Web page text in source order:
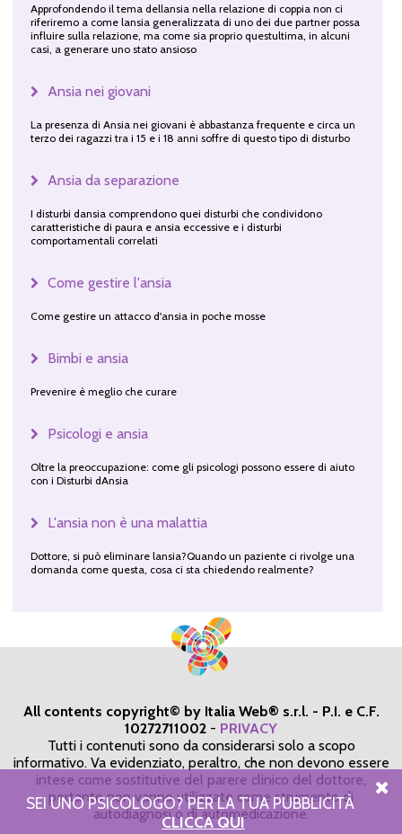
Approfondendo il tema dellansia nella relazione di coppia non ci
riferiremo a come lansia generalizzata di uno dei due partner possa
influire sulla relazione, ma come sia proprio questultima, in alcuni
casi, a generare uno stato ansioso
Ansia nei giovani
La presenza di Ansia nei giovani è abbastanza frequente e circa un
terzo dei ragazzi tra i 15 e i 18 anni soffre di questo tipo di disturbo
Ansia da separazione
I disturbi dansia comprendono quei disturbi che condividono
caratteristiche di paura e ansia eccessive e i disturbi
comportamentali correlati
Come gestire l'ansia
Come gestire un attacco d'ansia in poche mosse
Bimbi e ansia
Prevenire è meglio che curare
Psicologi e ansia
Oltre la preoccupazione: come gli psicologi possono essere di aiuto
con i Disturbi dAnsia
L'ansia non è una malattia
Dottore, si può eliminare lansia?Quando un paziente ci rivolge una
domanda come questa, cosa ci sta chiedendo realmente?
All contents copyright© by Italia Web® s.r.l. - P.I. e C.F.
10272711002 - PRIVACY
Tutti i contenuti sono da considerarsi solo a scopo
informativo. Va evidenziato, peraltro, che non devono essere
intese come sostitutive del parere clinico del dottore,
pertanto non vanno utilizzate come strumento di
autodiagnosi o di automedicazione.
SEI UNO PSICOLOGO? PER LA TUA PUBBLICITÀ
CLICCA QUI